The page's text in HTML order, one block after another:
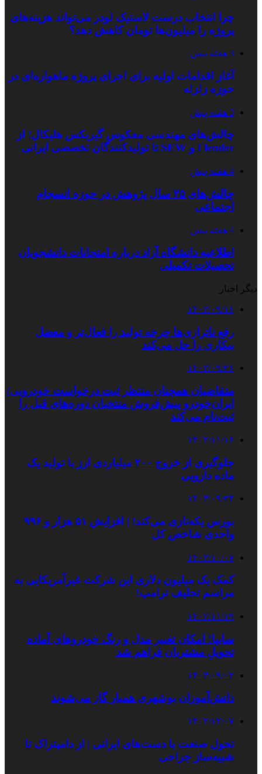
چرا انتخاب درست لاستیک لودر می‌تواند هزینه‌های
پروژه را میلیون‌ها تومان کاهش دهد؟
3 هفته پیش
آغاز اقدامات اولیه برای اجرای پروژه ماهواره‌ای در
حوزه زلزله
3 هفته پیش
چالش‌های مهندسی معکوس گیربکس هلیکال؛ از
Flender و SEW تا تولیدکنندگان تخصصی ایرانی
4 هفته پیش
چالش‌های ۲۵ سال پژوهش در حوزه انسجام
اجتماعی
4 هفته پیش
اطلاعیه دانشگاه آزاد درباره امتحانات دانشجویان
تحصیلات تکمیلی
دیگر اخبار
۱۴۰۳/۰۹/۱۶
رفع ناترازی‌ها چرخه تولید را فعال‌تر و معضل
بیکاری را حل می‌کند
۱۴۰۳/۰۹/۲۶
متقاضیان همچنان منتظر ثبت درخواست خودرویی/
ایران‌خودرو پیش‌فروش منتخبان دوره‌های قبل را
ثبت‌نام می‌کند
۱۴۰۲/۱۱/۱۶
جلوگیری از خروج ۲۰۰ میلیاردی ارز با تولید یک
ماده دارویی
۱۴۰۳/۰۹/۲۴
بورس یکه‌تازی می‌کند! | افزایش ۵۱ هزار و ۹۹۶
واحدی شاخص کل
۱۴۰۳/۱۰/۰۷
کمک یک‌ میلیون دلاری این شرکت غیرآمریکایی به
مراسم تحلیف ترامپ!
۱۴۰۲/۱۱/۱۹
سایپا؛ امکان تغییر مدل و رنگ خودروهای آماده
تحویلِ مشتریان فراهم شد
۱۴۰۳/۰۹/۰۲
دانش‌آموزان بوشهری همیار گاز می‌شوند
۱۴۰۲/۱۲/۰۷
تحول صنعت با دست‌های ایرانی | از دامپتراک تا
شبیه‌ساز جراحی